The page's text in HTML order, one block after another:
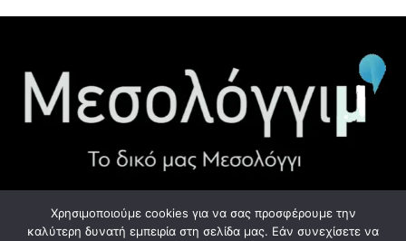
ΧΡΉΣΙΜΑ LINK
Χρησιμοποιούμε cookies για να σας προσφέρουμε την
καλύτερη δυνατή εμπειρία στη σελίδα μας. Εάν συνεχίσετε να